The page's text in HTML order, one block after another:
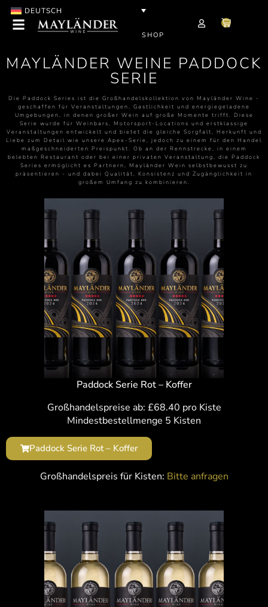
DEUTSCH
SHOP
MAYLÄNDER WEINE PADDOCK
SERIE
Die Paddock Series ist die Großhandelskollektion von Mayländer Wine -
geschaffen für Veranstaltungen, Gastlichkeit und energiegeladene
Umgebungen, in denen großer Wein auf große Momente trifft. Diese
Serie wurde für Weinbars, Motorsport-Locations und erstklassige
Veranstaltungen entwickelt und bietet die gleiche Sorgfalt, Herkunft und
Liebe zum Detail wie unsere Apex-Serie, jedoch zu einem für den Handel
maßgeschneiderten Preispunkt. Ob an der Rennstrecke, in einem
belebten Restaurant oder bei einer privaten Veranstaltung, die Paddock
Series ermöglicht es Partnern, Mayländer Wein selbstbewusst zu
präsentieren - und dabei Qualität, Konsistenz und Zugänglichkeit in
großem Umfang zu kombinieren.
Paddock Serie Rot – Koffer
Großhandelspreise ab: £68.40 pro Kiste
Mindestbestellmenge 5 Kisten
Paddock Serie Rot – Koffer
Großhandelspreis für Kisten: Bitte anfragen